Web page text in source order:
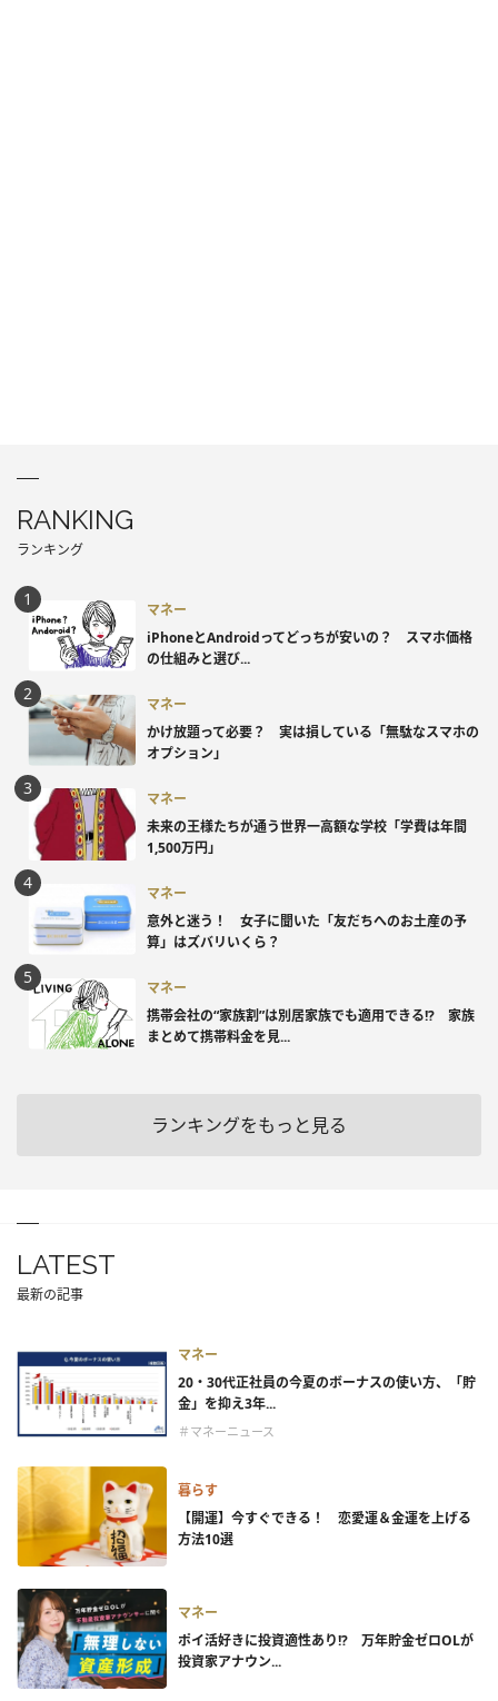
RANKING
ランキング
マネー
iPhoneとAndroidってどっちが安いの？ スマホ価格
の仕組みと選び...
マネー
かけ放題って必要？ 実は損している「無駄なスマホの
オプション」
マネー
未来の王様たちが通う世界一高額な学校「学費は年間
1,500万円」
マネー
意外と迷う！ 女子に聞いた「友だちへのお土産の予
算」はズバリいくら？
マネー
携帯会社の“家族割”は別居家族でも適用できる!? 家族
まとめて携帯料金を見...
ランキングをもっと見る
LATEST
最新の記事
マネー
20・30代正社員の今夏のボーナスの使い方、「貯
金」を抑え3年...
＃マネーニュース
暮らす
【開運】今すぐできる！ 恋愛運＆金運を上げる
方法10選
マネー
ポイ活好きに投資適性あり!? 万年貯金ゼロOLが
投資家アナウン...